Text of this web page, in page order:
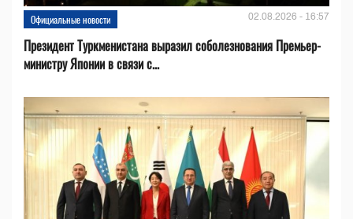
Официальные новости 02.08.2026 - 16:57
Президент Туркменистана выразил соболезнования Премьер-
министру Японии в связи с...